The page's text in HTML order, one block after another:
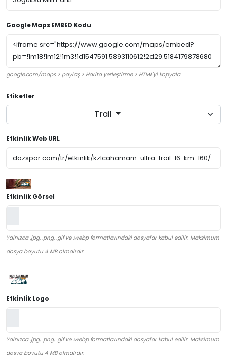
Google Maps EMBED Kodu
google.com/maps > paylaş > Harita yerleştirme > HTML'yi kopyala
Etiketler
Trail
Etkinlik Web URL
Etkinlik Görsel
Yalnızca .jpg, .png, .gif ve .webp formatlarındaki dosyalar kabul edilir. Maksimum
dosya boyutu 4 MB olmalıdır.
Etkinlik Logo
Yalnızca .jpg, .png, .gif ve .webp formatlarındaki dosyalar kabul edilir. Maksimum
dosya boyutu 4 MB olmalıdır.